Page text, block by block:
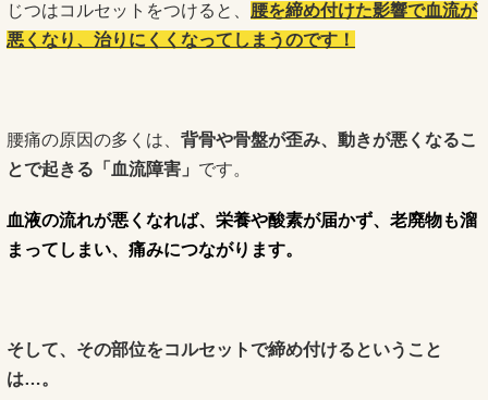
じつはコルセットをつけると、 腰を締め付けた影響で血流が
悪くなり、治りにくくなってしまうのです！
腰痛の原因の多くは、 背骨や骨盤が歪み、動きが悪くなるこ
とで起きる「血流障害」 です。
血液の流れが悪くなれば、栄養や酸素が届かず、老廃物も溜
まってしまい、痛みにつながります。
そして、その部位をコルセットで締め付けるということ
は…。